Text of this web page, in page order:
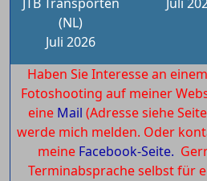
(NL)
Juli 2026
Haben Sie Interesse an
Fotoshooting auf meiner
eine Mail (Adresse siehe
werde mich melden. Oder
meine Facebook-Seite.
Terminabsprache selbst für